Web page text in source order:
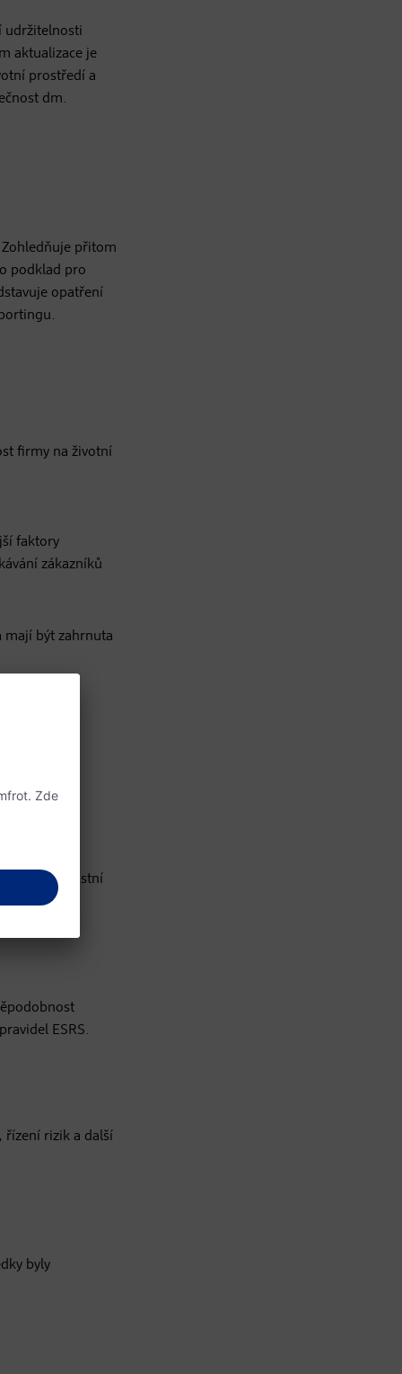
udržitelnosti
aktualizace je
prostředí a
dm.
přitom
podklad pro
opatření
firmy na životní
faktory
zákazníků
mají být zahrnuta
nejen vlastní
ESRS.
řízení rizik a další
byly